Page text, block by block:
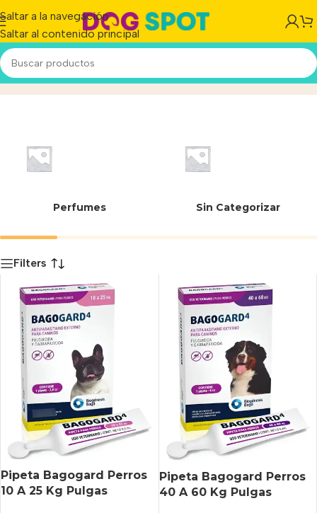
Saltar a la navegación
Saltar al contenido principal
20-057Inicio/Producto
Perfumes Sin Categorizar
Filters
Pipeta Bagogard Perros
10 A 25 Kg Pulgas
Pipeta Bagogard Perros
40 A 60 Kg Pulgas